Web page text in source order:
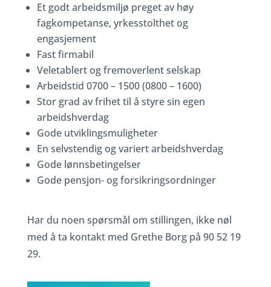
Et godt arbeidsmiljø preget av høy
fagkompetanse, yrkesstolthet og
engasjement
Fast firmabil
Veletablert og fremoverlent selskap
Arbeidstid 0700 – 1500 (0800 – 1600)
Stor grad av frihet til å styre sin egen
arbeidshverdag
Gode utviklingsmuligheter
En selvstendig og variert arbeidshverdag
Gode lønnsbetingelser
Gode pensjon- og forsikringsordninger
Har du noen spørsmål om stillingen, ikke nøl
med å ta kontakt med Grethe Borg på 90 52 19
29.